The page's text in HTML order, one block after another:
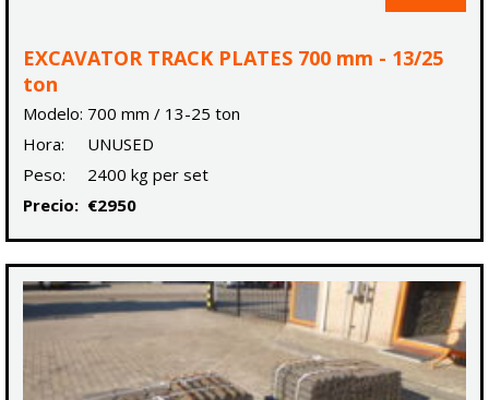
EXCAVATOR TRACK PLATES 700 mm - 13/25
ton
Modelo: 700 mm / 13-25 ton
Hora:
UNUSED
Peso:
2400 kg per set
Precio: €2950